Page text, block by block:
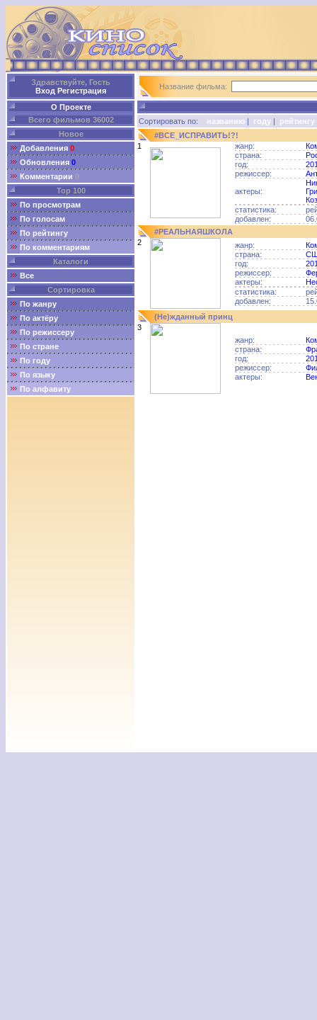
Здравствуйте, Гость
Вход Регистрация
О Проекте
Всего фильмов 36002
Новое
Добавления 0
Обновления 0
Комментарии 0
Top 100
По просмотрам
По голосам
По рейтингу
По комментариям
Каталоги
Все
Сортировка
По жанру
По актёру
По режиссеру
По стране
По году
По языку
По алфавиту
Название фильма:
Сортировать по: названию | году | рейтингу
#ВСЕ_ИСПРАВИТЬ!?!
1
жанр:
страна:
год:
режиссер:
актеры:
статистика:
добавлен:
#РЕАЛЬНАЯШКОЛА
2
жанр:
страна:
год:
режиссер:
актеры:
статистика:
добавлен:
(Не)жданный принц
3
жанр:
страна:
год:
режиссер:
актеры: